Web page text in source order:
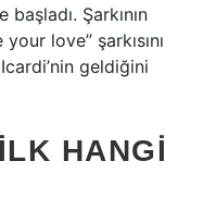
Şarkının
love” şarkısını
geldiğini
HANGI